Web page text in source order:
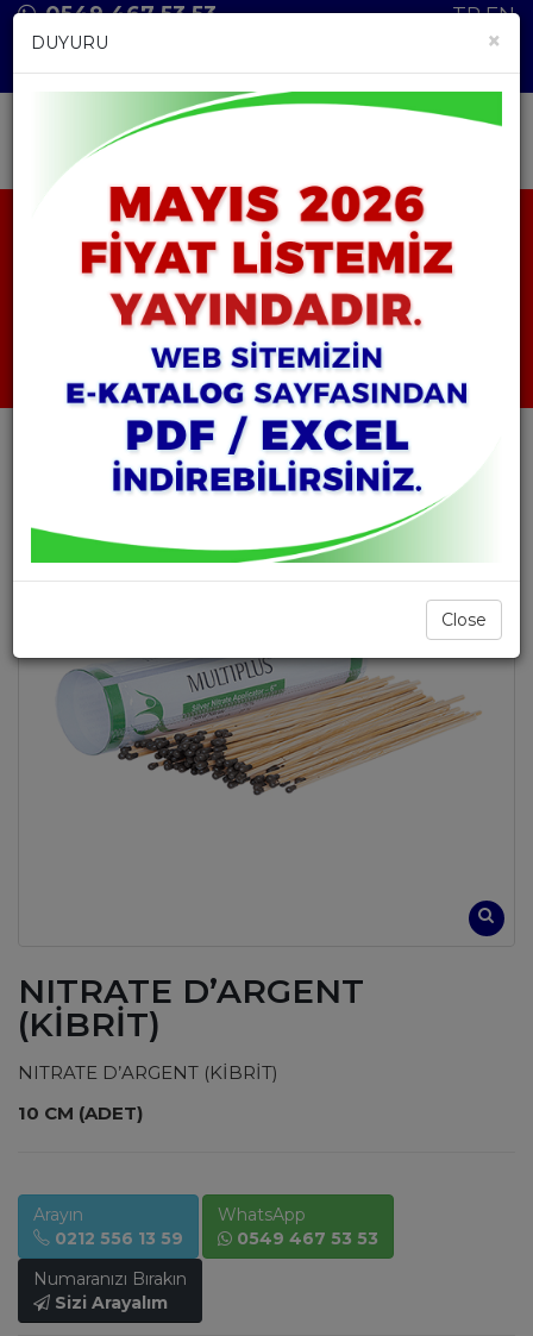
0549 467 53 53 TREN
ANASAYFA ÜRÜNLER
HAMMADDELER
NITRATE D’ARGENT (KİBRİT)
NITRATE D’ARGENT
(KİBRİT)
NITRATE D’ARGENT
(KİBRİT)
NITRATE D’ARGENT (KİBRİT)
10 CM (ADET)
Arayın
0212 556 13 59
WhatsApp
0549 467 53 53
Numaranızı Bırakın
Sizi Arayalım
×
DUYURU
Close